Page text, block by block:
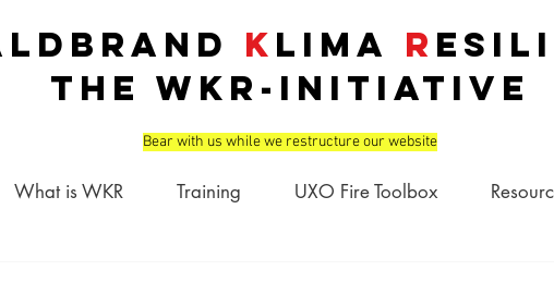
K lima R
THE WKR -INITIATIVE
Bear with us while we restructure our website
What is WKR Training UXO Fire Toolbox